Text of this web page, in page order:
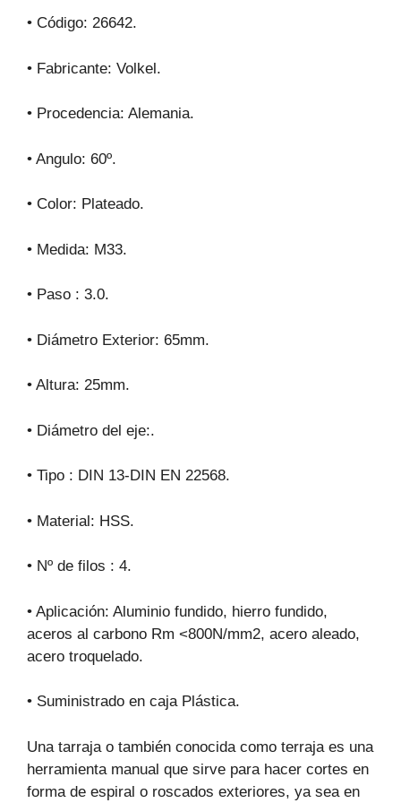
• Código: 26642.
• Fabricante: Volkel.
• Procedencia: Alemania.
• Angulo: 60º.
• Color: Plateado.
• Medida: M33.
• Paso : 3.0.
• Diámetro Exterior: 65mm.
• Altura: 25mm.
• Diámetro del eje:.
• Tipo : DIN 13-DIN EN 22568.
• Material: HSS.
• Nº de filos : 4.
• Aplicación: Aluminio fundido, hierro fundido,
aceros al carbono Rm <800N/mm2, acero aleado,
acero troquelado.
• Suministrado en caja Plástica.
Una tarraja o también conocida como terraja es una
herramienta manual que sirve para hacer cortes en
forma de espiral o roscados exteriores, ya sea en